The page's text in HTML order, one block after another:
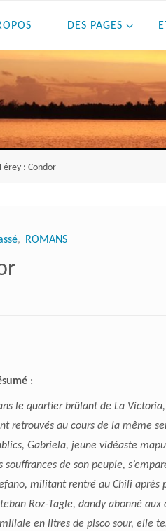
DES PAGES
: Condor
, ROMANS
:
le quartier brûlant de La
retrouvés au cours de la même
Gabriela, jeune vidéaste
souffrances de son peuple,
militant rentré au Chili après
Roz-Tagle, dandy abonné
en litres de pisco sour, elle